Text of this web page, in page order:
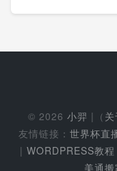
© 2026 小羿 |（
友情链接： 世界杯直
| WORDPRESS教程
美通搬